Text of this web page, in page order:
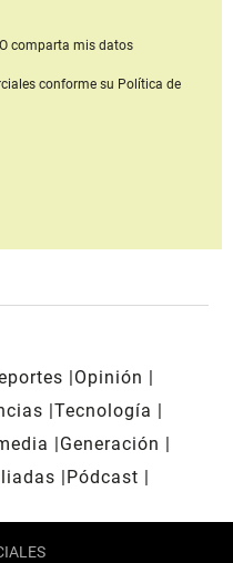
comparta mis datos
conforme su Política de
Opinión
Tecnología
Generación
Pódcast